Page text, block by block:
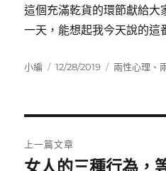
這個充滿乾貨的環節獻給大
一天，能想起我今天說的這
作
小編
發
12/28/2019
分
兩性心理 、
章
上一篇文章
上
女人的三種行為，